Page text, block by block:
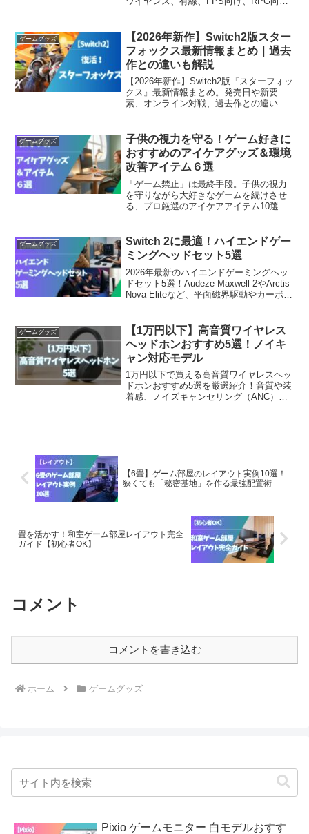
す。
ゲームグッズ
【2026年新作】Switch2版スター
フォックス最新情報まとめ｜過去
作との違いも解説
【2026年新作】Switch2版『スターフォッ
クス』最新情報まとめ。発売日や新要
素、オンライン対戦、過去作との違いを
のポイントも紹介します。
ゲームグッズ
子供の視力を守る！ゲーム好きに
おすすめのアイケアグッズ＆環境
改善アイテム６選
「ゲーム禁止」は最終手段。子供の視力
を守りながら大好きなゲームを続けさせ
る、プロ厳選のアイケアアイテム10選を
しめる理想のゲーム部屋作りを叶えまし
ょう。
ゲームグッズ
Switch 2に最適！ハイエンドゲー
ミングヘッドセット5選
2026年最新のハイエンドゲーミングヘッ
ドセット5選！Audeze Maxwell 2やArctis
Nova Eliteなど、平面磁界駆動やカーボン
位感や音質、バッテリー性能を比較し
て、あなたに最適な一台を見つけましょ
う。
ゲームグッズ
【1万円以下】高音質ワイヤレス
ヘッドホンおすすめ5選！ノイキ
ャン対応モデル
1万円以下で買える高音質ワイヤレスヘッ
ドホンおすすめ5選を厳選紹介！音質や装
着感、ノイズキャンセリング（ANC）性
【6畳】ゲーム部屋のレイアウト実例10選！
狭くても「秘密基地」を作る最強配置術
畳を活かす！和室ゲーム部屋レイアウト完全
ガイド【初心者OK】
コメント
コメントを書き込む
ホーム ゲームグッズ
Pixio ゲームモニター 白モデルおすす